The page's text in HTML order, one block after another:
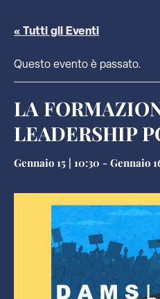
« Tutti gli Eventi
Questo evento è passato.
LA
LEADERSHIP
Gennaio 15 | 10:30 - Gennaio